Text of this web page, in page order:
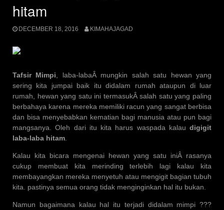
hitam
DECEMBER 18, 2016 KIMAHAJAGAD
Tafsir Mimpi, laba-labaÂ mungkin salah satu hewan yang
sering kita jumpai baik itu didalam rumah ataupun di luar
rumah, hewan yang satu ini termasukÂ salah satu yang paling
berbahaya karena mereka memiliki racun yang sangat berbisa
dan bisa menyebabkan kematian bagi manusia atau pun bagi
mangsanya. Oleh dari itu kita harus waspada kalau digigit
laba-laba hitam.
Kalau kita bicara mengenai hewan yang satu iniÂ rasanya
cukup membuat kita merinding terlebih lagi kalau kita
membayangkan mereka menyetuh atau mengigit bagian tubuh
kita. pastinya semua orang tidak menginginkan hal itu bukan.
Namun bagaimana kalau hal itu terjadi didalam mimpi ???